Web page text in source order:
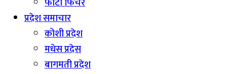
प्रदेश समाचार
कोशी प्रदेश
मधेस प्रदेस
बागमती प्रदेश